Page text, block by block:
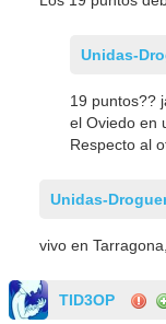
Unidas-
19 puntos??
el Oviedo en
Respecto al
Unidas-
vivo en
TID3OP